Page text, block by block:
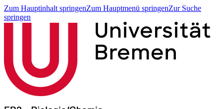
Zum Hauptinhalt springenZum Hauptmenü springenZur Suche
springen